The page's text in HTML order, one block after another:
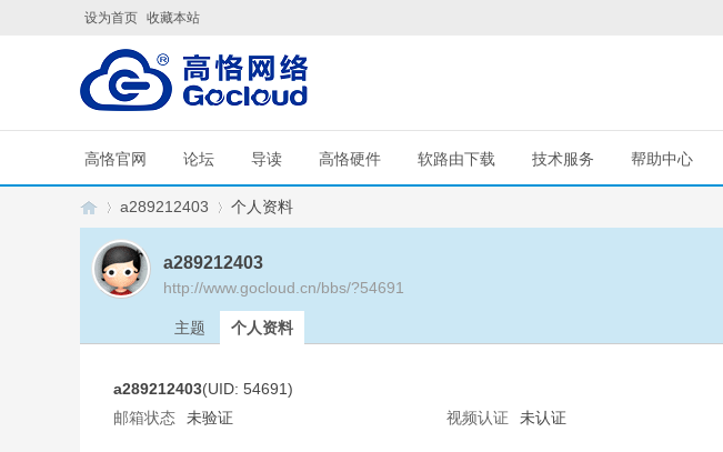
设为首页 收藏本站
高恪官网 论坛 导读 高恪硬件 软路由下载 技术服务 帮助中心
a289212403 个人资料
a289212403
http://www.gocloud.cn/bbs/?54691
主题 个人资料
a289212403(UID: 54691)
邮箱状态
未验证 视频认证 未认证